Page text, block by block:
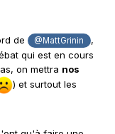
de @MattGrinin
,
qui est en cours
on mettra nos
) et surtout les